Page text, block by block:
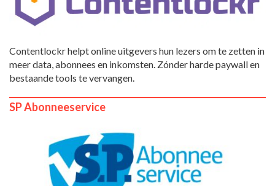
Contentlockr helpt online uitgevers hun lezers om te zetten in
meer data, abonnees en inkomsten. Zónder harde paywall en
bestaande tools te vervangen.
SP Abonneeservice